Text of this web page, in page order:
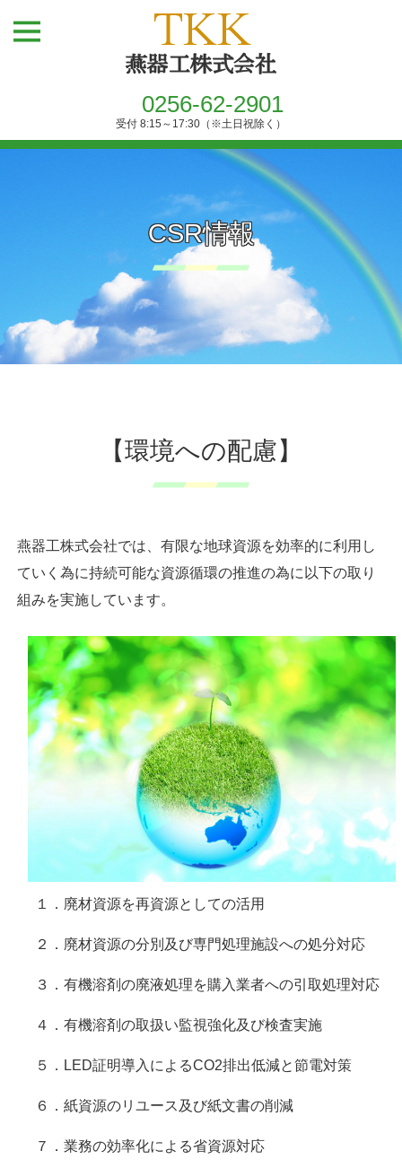
0256-62-2901
受付 8:15～17:30（※土日祝除く）
CSR情報
【環境への配慮】
燕器工株式会社では、有限な地球資源を効率的に利用し
ていく為に持続可能な資源循環の推進の為に以下の取り
組みを実施しています。
１．廃材資源を再資源としての活用
２．廃材資源の分別及び専門処理施設への処分対応
３．有機溶剤の廃液処理を購入業者への引取処理対応
４．有機溶剤の取扱い監視強化及び検査実施
５．LED証明導入によるCO2排出低減と節電対策
６．紙資源のリユース及び紙文書の削減
７．業務の効率化による省資源対応